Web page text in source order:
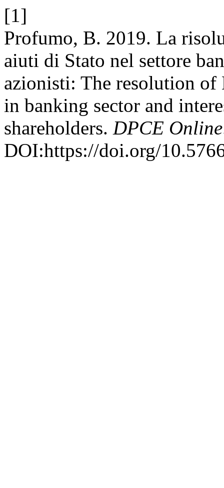
[1]
Profumo, B. 2019. La
aiuti di Stato nel settore
azionisti: The resolution of
in banking sector and
shareholders. DPCE Online
DOI:https://doi.org/